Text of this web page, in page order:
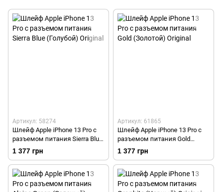
Артикул: 58274
Шлейф Apple iPhone 13 Pro с
разъемом питания Sierra Blue
(Голубой) Original
1 377 грн
Артикул: 61865
Шлейф Apple iPhone 13 Pro с
разъемом питания Gold
(Золотой) Original
1 377 грн